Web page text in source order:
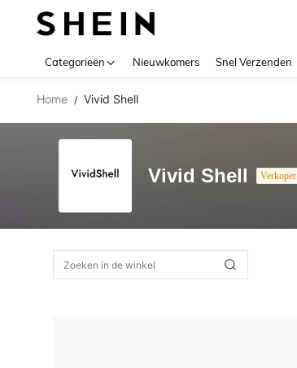
Categorieën Nieuwkomers Snel Verzenden
Home / Vivid Shell
Vivid Shell Verkoper